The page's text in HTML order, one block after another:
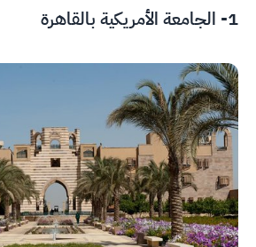
1- الجامعة الأمريكية بالقاهرة